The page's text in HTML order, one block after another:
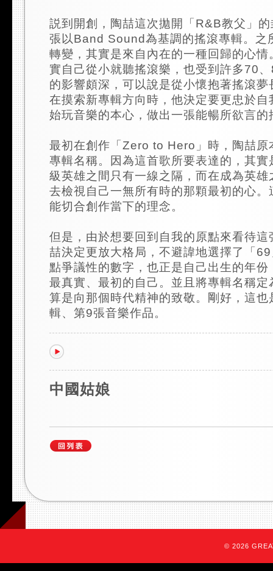
説到開創，陶喆這次拋開「R&B教父」
張以Band Sound為基調的搖滾專輯。之
轉變，其實是來自內在的一種回歸的心情
實自己從小就聽搖滾樂，也受到許多70
的影響頗深，可以說是從小懷抱著搖滾夢
在摸索新專輯方向時，他決定要更忠於自
始玩音樂的本心，做出一張能暢所欲言的
最初在創作「Zero to Hero」時，陶喆原
專輯名稱。因為這首歌所要表達的，其實
級英雄之間只有一線之隔，而在成為英雄
去檢視自己一無所有時的那顆最初的心。
能切合創作當下的理念。
但是，由於想要回到自我的原點來看待這
喆決定更放大格局，不避諱地選擇了「
點爭議性的數字，也正是自己出生的年份
最真實、最初的自己。並且將專輯名稱
算是向那個時代精神的致敬。剛好，這
輯、第9張音樂作品。
中國姑娘
© 2026